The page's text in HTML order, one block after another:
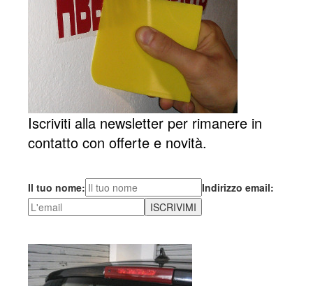
Iscriviti alla newsletter per rimanere in
contatto con offerte e novità.
Il tuo nome: Indirizzo email: